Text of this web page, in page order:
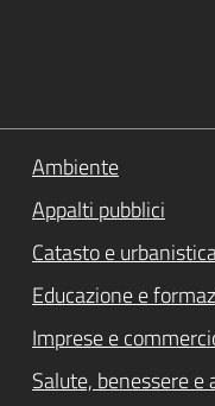
Ambiente
Appalti pubblici
Catasto e
Educazione e
Imprese e
Salute, benessere e